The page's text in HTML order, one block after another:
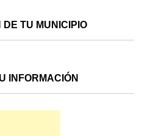
TU MUNICIPIO
INFORMACIÓN